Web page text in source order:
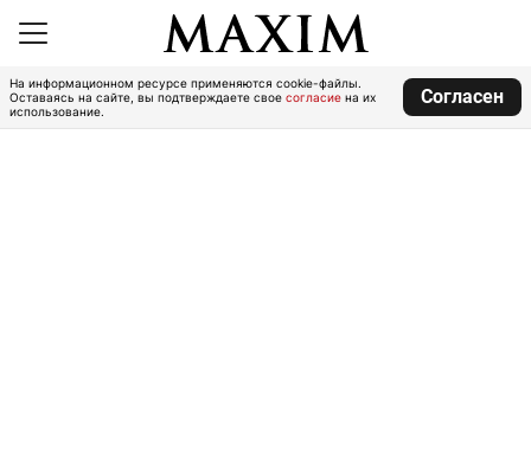
На информационном ресурсе применяются cookie-файлы.
Оставаясь на сайте, вы подтверждаете свое согласие на их
использование.
Согласен